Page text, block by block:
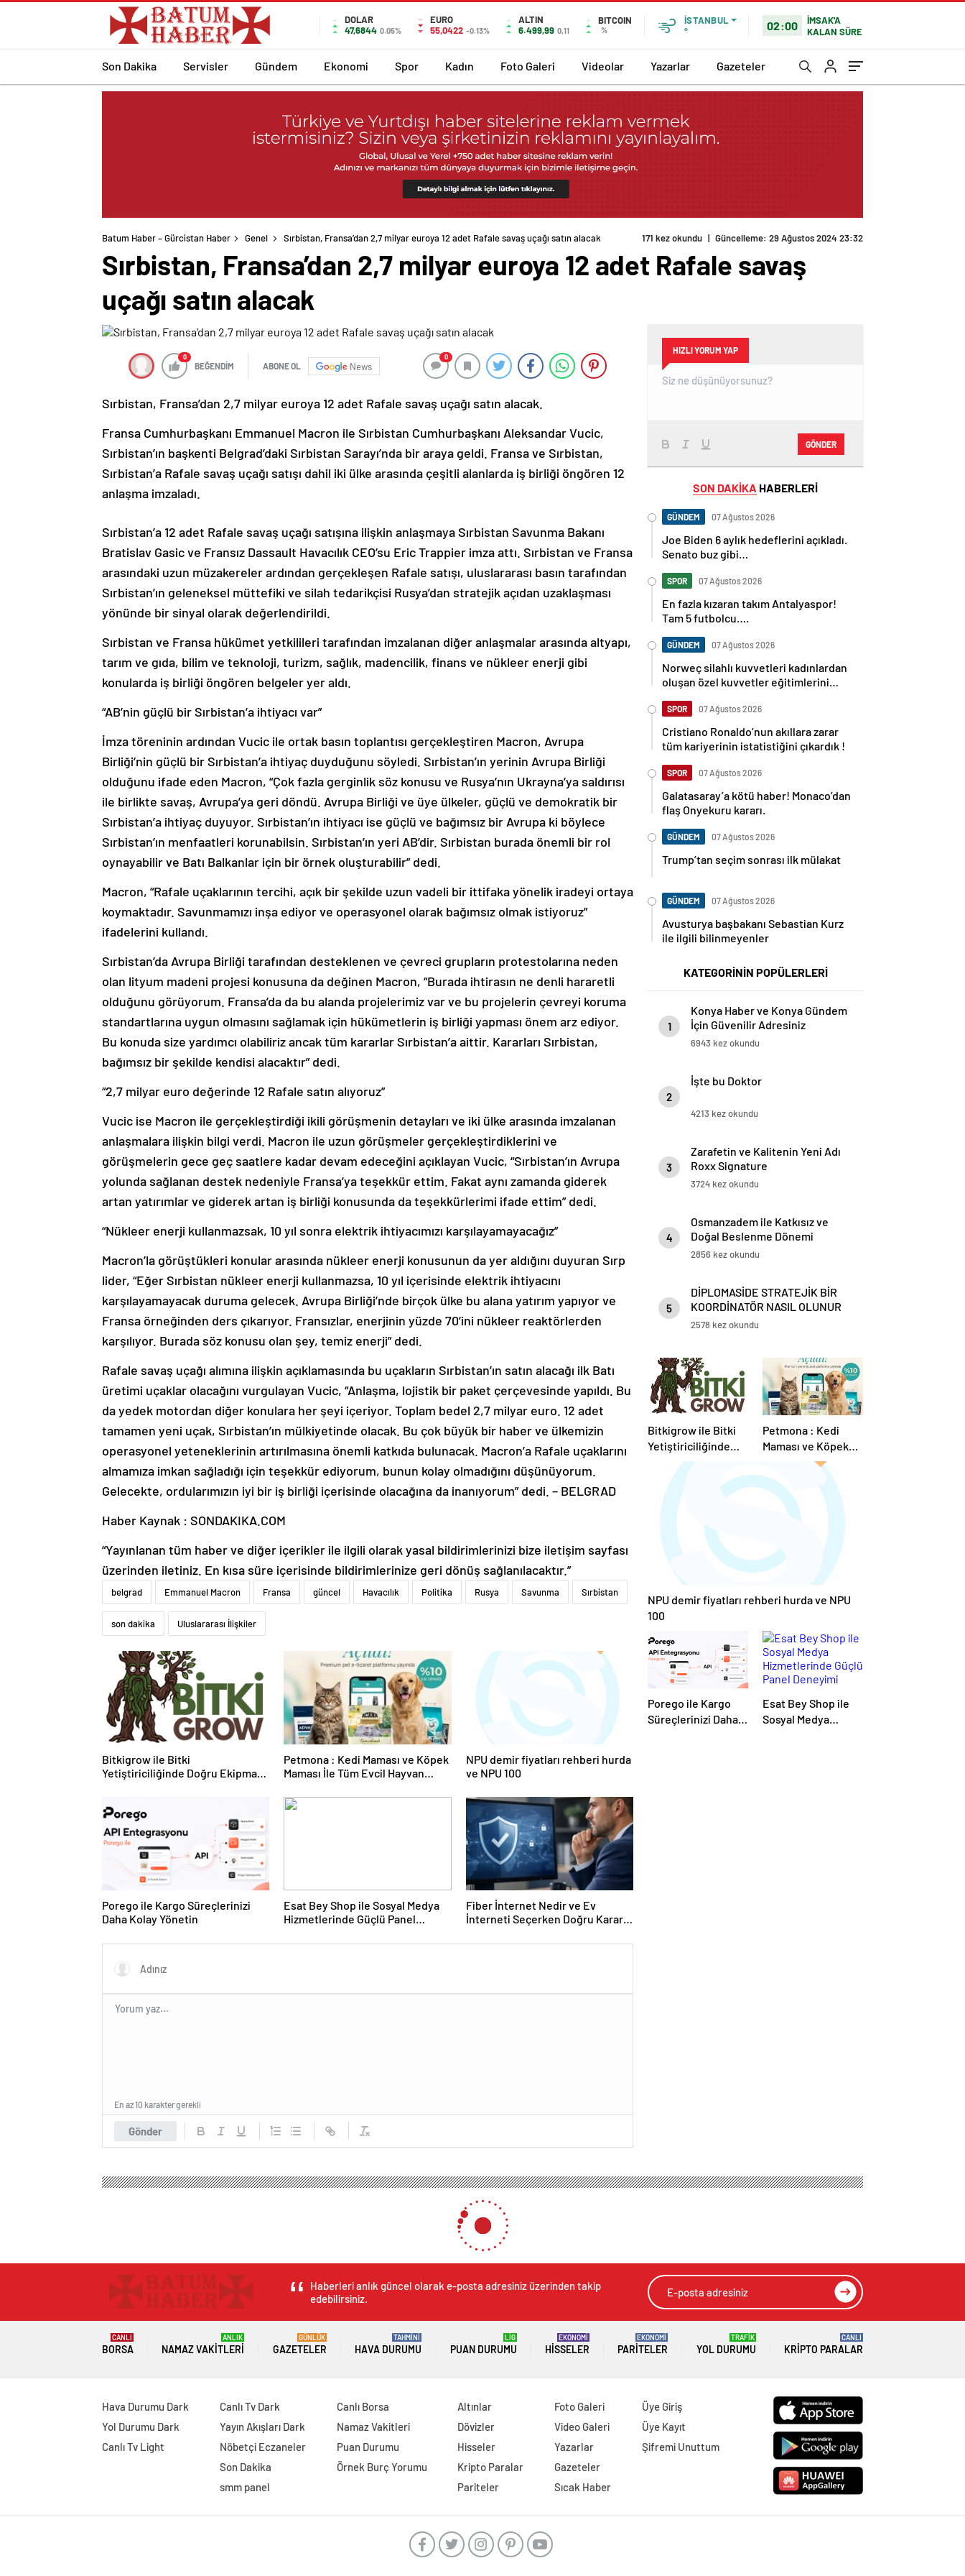
DOLAR
47,6844 0.05%
EURO
55,0422 -0.13%
ALTIN
6.499,99 0,11
BITCOIN
%
İSTANBUL
°
02:00
İMSAK'A
KALAN SÜRE
Son Dakika Servisler Gündem Ekonomi Spor Kadın Foto Galeri Videolar Yazarlar Gazeteler
Batum Haber – Gürcistan Haber Genel Sırbistan, Fransa’dan 2,7 milyar euroya 12 adet Rafale savaş uçağı satın alacak
Sırbistan, Fransa’dan 2,7 milyar euroya 12 adet Rafale savaş
uçağı satın alacak
0
BEĞENDİM ABONE OL News
0
Sırbistan, Fransa’dan 2,7 milyar euroya 12 adet Rafale savaş uçağı satın alacak.
Fransa Cumhurbaşkanı Emmanuel Macron ile Sırbistan Cumhurbaşkanı Aleksandar Vucic,
Sırbistan’ın başkenti Belgrad’daki Sırbistan Sarayı’nda bir araya geldi. Fransa ve Sırbistan,
Sırbistan’a Rafale savaş uçağı satışı dahil iki ülke arasında çeşitli alanlarda iş birliği öngören 12
anlaşma imzaladı.
Sırbistan’a 12 adet Rafale savaş uçağı satışına ilişkin anlaşmaya Sırbistan Savunma Bakanı
Bratislav Gasic ve Fransız Dassault Havacılık CEO’su Eric Trappier imza attı. Sırbistan ve Fransa
arasındaki uzun müzakereler ardından gerçekleşen Rafale satışı, uluslararası basın tarafından
Sırbistan’ın geleneksel müttefiki ve silah tedarikçisi Rusya’dan stratejik açıdan uzaklaşması
yönünde bir sinyal olarak değerlendirildi.
Sırbistan ve Fransa hükümet yetkilileri tarafından imzalanan diğer anlaşmalar arasında altyapı,
tarım ve gıda, bilim ve teknoloji, turizm, sağlık, madencilik, finans ve nükleer enerji gibi
konularda iş birliği öngören belgeler yer aldı.
“AB’nin güçlü bir Sırbistan’a ihtiyacı var”
İmza töreninin ardından Vucic ile ortak basın toplantısı gerçekleştiren Macron, Avrupa
Birliği’nin güçlü bir Sırbistan’a ihtiyaç duyduğunu söyledi. Sırbistan’ın yerinin Avrupa Birliği
olduğunu ifade eden Macron, “Çok fazla gerginlik söz konusu ve Rusya’nın Ukrayna’ya saldırısı
ile birlikte savaş, Avrupa’ya geri döndü. Avrupa Birliği ve üye ülkeler, güçlü ve demokratik bir
Sırbistan’a ihtiyaç duyuyor. Sırbistan’ın ihtiyacı ise güçlü ve bağımsız bir Avrupa ki böylece
Sırbistan’ın menfaatleri korunabilsin. Sırbistan’ın yeri AB’dir. Sırbistan burada önemli bir rol
oynayabilir ve Batı Balkanlar için bir örnek oluşturabilir” dedi.
Macron, “Rafale uçaklarının tercihi, açık bir şekilde uzun vadeli bir ittifaka yönelik iradeyi ortaya
koymaktadır. Savunmamızı inşa ediyor ve operasyonel olarak bağımsız olmak istiyoruz”
ifadelerini kullandı.
Sırbistan’da Avrupa Birliği tarafından desteklenen ve çevreci grupların protestolarına neden
olan lityum madeni projesi konusuna da değinen Macron, “Burada ihtirasın ne denli hararetli
olduğunu görüyorum. Fransa’da da bu alanda projelerimiz var ve bu projelerin çevreyi koruma
standartlarına uygun olmasını sağlamak için hükümetlerin iş birliği yapması önem arz ediyor.
Bu konuda size yardımcı olabiliriz ancak tüm kararlar Sırbistan’a aittir. Kararları Sırbistan,
bağımsız bir şekilde kendisi alacaktır” dedi.
“2,7 milyar euro değerinde 12 Rafale satın alıyoruz”
Vucic ise Macron ile gerçekleştirdiği ikili görüşmenin detayları ve iki ülke arasında imzalanan
anlaşmalara ilişkin bilgi verdi. Macron ile uzun görüşmeler gerçekleştirdiklerini ve
görüşmelerin gece geç saatlere kadar devam edeceğini açıklayan Vucic, “Sırbistan’ın Avrupa
yolunda sağlanan destek nedeniyle Fransa’ya teşekkür ettim. Fakat aynı zamanda giderek
artan yatırımlar ve giderek artan iş birliği konusunda da teşekkürlerimi ifade ettim” dedi.
“Nükleer enerji kullanmazsak, 10 yıl sonra elektrik ihtiyacımızı karşılayamayacağız”
Macron’la görüştükleri konular arasında nükleer enerji konusunun da yer aldığını duyuran Sırp
lider, “Eğer Sırbistan nükleer enerji kullanmazsa, 10 yıl içerisinde elektrik ihtiyacını
karşılayamayacak duruma gelecek. Avrupa Birliği’nde birçok ülke bu alana yatırım yapıyor ve
Fransa örneğinden ders çıkarıyor. Fransızlar, enerjinin yüzde 70’ini nükleer reaktörlerden
karşılıyor. Burada söz konusu olan şey, temiz enerji” dedi.
Rafale savaş uçağı alımına ilişkin açıklamasında bu uçakların Sırbistan’ın satın alacağı ilk Batı
üretimi uçaklar olacağını vurgulayan Vucic, “Anlaşma, lojistik bir paket çerçevesinde yapıldı. Bu
da yedek motordan diğer konulara her şeyi içeriyor. Toplam bedel 2,7 milyar euro. 12 adet
tamamen yeni uçak, Sırbistan’ın mülkiyetinde olacak. Bu çok büyük bir haber ve ülkemizin
operasyonel yeteneklerinin artırılmasına önemli katkıda bulunacak. Macron’a Rafale uçaklarını
almamıza imkan sağladığı için teşekkür ediyorum, bunun kolay olmadığını düşünüyorum.
Gelecekte, ordularımızın iyi bir iş birliği içerisinde olacağına da inanıyorum” dedi. – BELGRAD
Haber Kaynak : SONDAKIKA.COM
“Yayınlanan tüm haber ve diğer içerikler ile ilgili olarak yasal bildirimlerinizi bize iletişim sayfası
üzerinden iletiniz. En kısa süre içerisinde bildirimlerinize geri dönüş sağlanılacaktır.”
belgrad Emmanuel Macron Fransa güncel Havacılık Politika Rusya Savunma Sırbistan
son dakika Uluslararası İlişkiler
Bitkigrow ile Bitki
Yetiştiriciliğinde Doğru Ekipman
Petmona : Kedi Maması ve Köpek
Maması İle Tüm Evcil Hayvan
NPU demir fiyatları rehberi hurda
ve NPU 100
Porego ile Kargo Süreçlerinizi
Daha Kolay Yönetin
Esat Bey Shop ile Sosyal Medya
Hizmetlerinde Güçlü Panel
Fiber İnternet Nedir ve Ev
İnterneti Seçerken Doğru Kararı
Gönder
En az 10 karakter gerekli
HIZLI YORUM YAP
GÖNDER
SON DAKİKA HABERLERİ
GÜNDEM 07 Ağustos 2026
Joe Biden 6 aylık hedeflerini açıkladı.
Senato buz gibi…
SPOR 07 Ağustos 2026
En fazla kızaran takım Antalyaspor!
Tam 5 futbolcu….
GÜNDEM 07 Ağustos 2026
Norweç silahlı kuvvetleri kadınlardan
oluşan özel kuvvetler eğitimlerini
SPOR 07 Ağustos 2026
Cristiano Ronaldo’nun akıllara zarar
tüm kariyerinin istatistiğini çıkardık !
SPOR 07 Ağustos 2026
Galatasaray’a kötü haber! Monaco’dan
flaş Onyekuru kararı.
GÜNDEM 07 Ağustos 2026
Trump’tan seçim sonrası ilk mülakat
GÜNDEM 07 Ağustos 2026
Avusturya başbakanı Sebastian Kurz
ile ilgili bilinmeyenler
KATEGORİNİN POPÜLERLERİ
1
Konya Haber ve Konya Gündem
İçin Güvenilir Adresiniz
6943 kez okundu
2
İşte bu Doktor
4213 kez okundu
3
Zarafetin ve Kalitenin Yeni Adı
Roxx Signature
3724 kez okundu
4
Osmanzadem ile Katkısız ve
Doğal Beslenme Dönemi
2856 kez okundu
5
DİPLOMASİDE STRATEJİK BİR
KOORDİNATÖR NASIL OLUNUR
2578 kez okundu
Bitkigrow ile Bitki
Yetiştiriciliğinde
Doğru Ekipman ve
Ürün Seçimi
Petmona : Kedi
Maması ve Köpek
Maması İle Tüm
Evcil Hayvan
Ürünleri
NPU demir fiyatları rehberi hurda ve NPU
100
Porego ile Kargo
Süreçlerinizi Daha
Esat Bey Shop ile
Sosyal Medya
Aydın’ın Söke ilçesinde trafik kazası: 5 kişi yaralandı
Aydın’ın Söke ilçesinde trafik kazası: 5 kişi yaralandı
HABERLERİ
GÜNDEM 07 Ağustos 2026
Joe Biden 6 aylık hedeflerini açıkladı.